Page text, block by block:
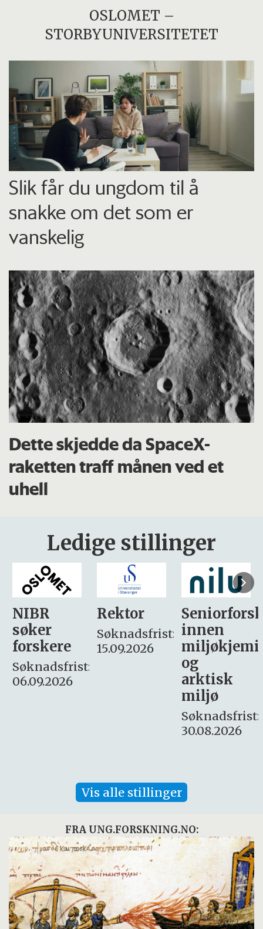
OSLOMET –
STORBYUNIVERSITETET
Slik får du ungdom til å
snakke om det som er
vanskelig
Dette skjedde da SpaceX-
raketten traff månen ved et
uhell
Ledige stillinger
Rektor
Søknadsfrist:
15.09.2026
Seniorforsker
innen
miljøkjemi
søker
– fast
Søknadsfrist:
16. august.
Vis alle stillinger
FRA UNG.FORSKNING.NO: